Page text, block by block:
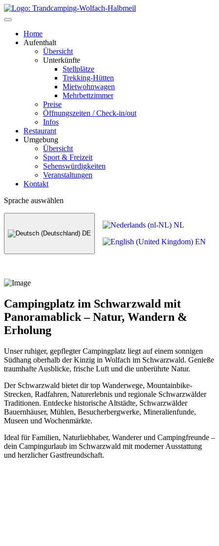
Home
Aufenthalt
Übersicht
Unterkünfte
Stellplätze
Trekking-Hütten
Mietwohnwagen
Mehrbettzimmer
Preise
Öffnungszeiten / Check-in/out
Infos
Restaurant
Umgebung
Übersicht
Sport & Freizeit
Sehens­würdigkeiten
Veranstaltungen
Kontakt
Sprache auswählen
DE
NL
EN
Campingplatz im Schwarzwald mit
Panoramablick – Natur, Wandern &
Erholung
Unser ruhiger, gepflegter Campingplatz liegt auf einem sonnigen
Südhang oberhalb der Kinzig in Wolfach im Schwarzwald. Genieße
traumhafte Ausblicke, frische Luft und die unberührte Natur.
Der Schwarzwald bietet dir top Wanderwege, Mountainbike-
Strecken, Radfahren, Naturerlebnis und regionale Schwarzwälder
Traditionen. Entdecke historische Altstädte, Schwarzwälder
Bauernhäuser, Mühlen, Besucherbergwerke, Mineralienfunde,
Museen und Wochenmärkte.
Ideal für Familien, Naturliebhaber, Wanderer und Campingfreunde –
dein Campingurlaub im Schwarzwald mit moderner Ausstattung
und herzlicher Gastfreundschaft.